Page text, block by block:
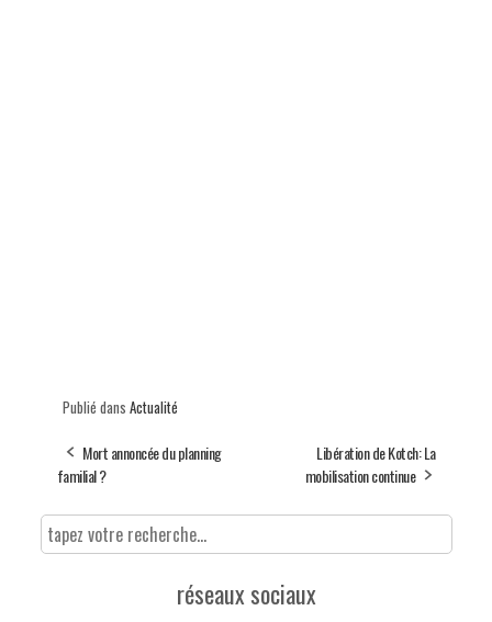
Publié dans Actualité
Mort annoncée du planning
familial ?
Libération de Kotch: La
mobilisation continue
réseaux sociaux